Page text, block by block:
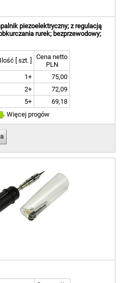
piezoelektryczny; z regulacją
rurek; bezprzewodowy;
Ilość [ szt. ]
Cena netto
PLN
1+
75,00
2+
72,09
5+
69,18
Więcej progów